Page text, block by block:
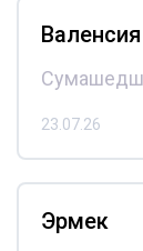
Валенсия
23.07.26
Эрмек